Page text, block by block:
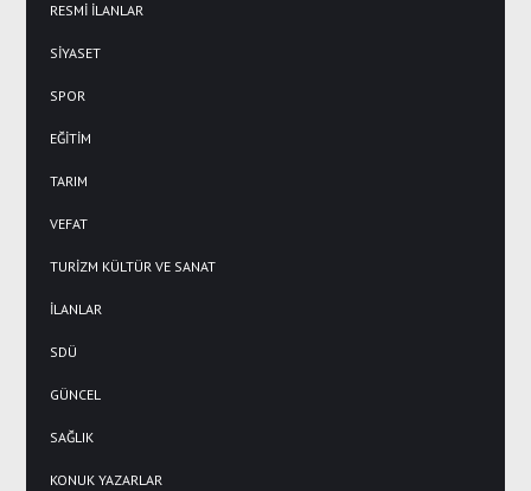
RESMİ İLANLAR
SİYASET
SPOR
EĞİTİM
TARIM
VEFAT
TURİZM KÜLTÜR VE SANAT
İLANLAR
SDÜ
GÜNCEL
SAĞLIK
KONUK YAZARLAR